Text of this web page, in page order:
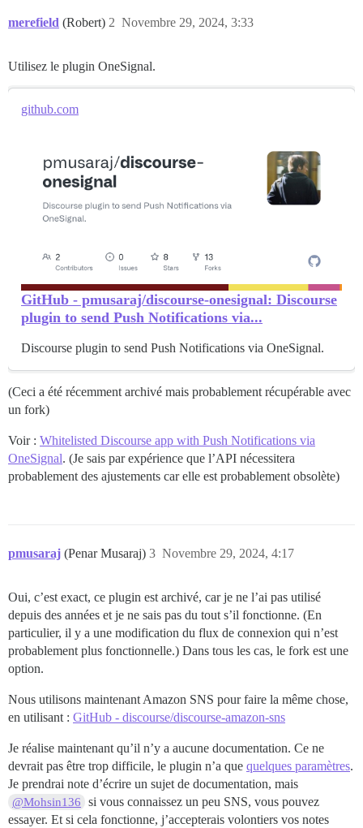
merefield (Robert) Novembre 29, 2024, 3:33
2
Utilisez le plugin OneSignal.
github.com
GitHub - pmusaraj/discourse-onesignal: Discourse
plugin to send Push Notifications via...
Discourse plugin to send Push Notifications via OneSignal.
(Ceci a été récemment archivé mais probablement récupérable avec
un fork)
Voir : Whitelisted Discourse app with Push Notifications via
OneSignal. (Je sais par expérience que l’API nécessitera
probablement des ajustements car elle est probablement obsolète)
pmusaraj (Penar Musaraj) Novembre 29, 2024, 4:17
3
Oui, c’est exact, ce plugin est archivé, car je ne l’ai pas utilisé
depuis des années et je ne sais pas du tout s’il fonctionne. (En
particulier, il y a une modification du flux de connexion qui n’est
probablement plus fonctionnelle.) Dans tous les cas, le fork est une
option.
Nous utilisons maintenant Amazon SNS pour faire la même chose,
en utilisant : GitHub - discourse/discourse-amazon-sns
Je réalise maintenant qu’il n’y a aucune documentation. Ce ne
devrait pas être trop difficile, le plugin n’a que quelques paramètres.
Je prendrai note d’écrire un sujet de documentation, mais
@Mohsin136
si vous connaissez un peu SNS, vous pouvez
essayer. Et si cela fonctionne, j’accepterais volontiers vos notes